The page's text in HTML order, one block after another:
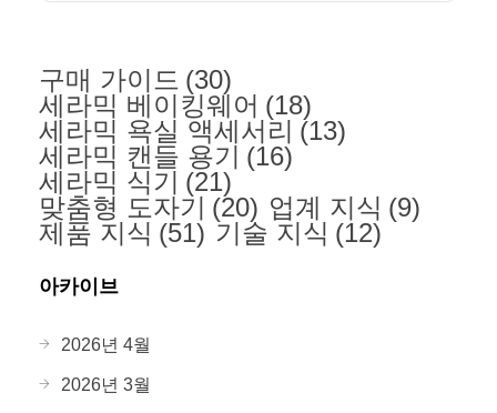
구매 가이드 (30)
세라믹 베이킹웨어 (18)
세라믹 욕실 액세서리 (13)
세라믹 캔들 용기
(16)
세라믹 식기
(21)
맞춤형 도자기
(20) 업계 지식 (9)
제품 지식 (51) 기술 지식 (12)
아카이브
2026년 4월
2026년 3월